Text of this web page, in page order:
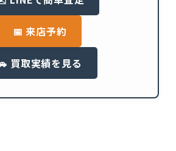
📅 来店予約
買取実績を見る